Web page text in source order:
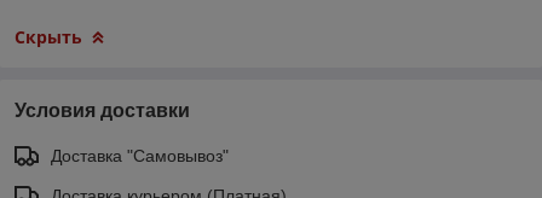
Скрыть
Условия доставки
Доставка "Самовывоз"